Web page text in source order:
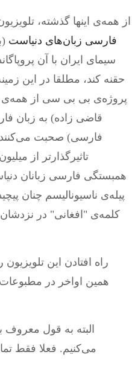
از همه‌ی اینها گذشته،
فارسی زبان‌های دنیاست
سیمای ایران با آن
حقنه کند، مطلقا در این
پروژه‌ی بی بی سی از همه‌ی
قاضی زاده) به زبان
فارسی) صحبت می‌کنند
تاثیرگذارتر از
همبستگی فارسی زبانان
پیله‌ی ناسیونالیسم چنان
کلمه‌ی "افغانی" در
راه افتادن این
همین اواخر در
البته به قول
می‌کنیم. فعلا فقط